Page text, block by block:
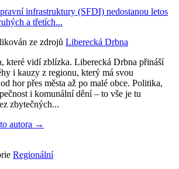
infrastruktury (SFDI) nedostanou letos
a třetích...
ze zdrojů Liberecká Drbna
které vidí zblízka. Liberecká Drbna přináší
i kauzy z regionu, který má svou
hor přes města až po malé obce. Politika,
i komunální dění – to vše je tu
zbytečných...
autora →
Regionální